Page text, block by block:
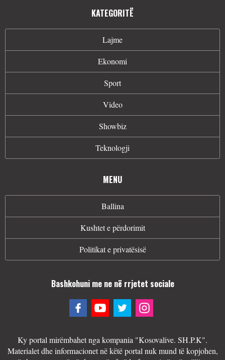
KATEGORITË
Lajme
Ekonomi
Sport
Video
Showbiz
Teknologji
MENU
Ballina
Kushtet e përdorimit
Politikat e privatësisë
Bashkohuni me ne në rrjetet sociale
Ky portal mirëmbahet nga kompania "Kosovalive. SH.P.K".
Materialet dhe informacionet në këtë portal nuk mund të kopjohen,